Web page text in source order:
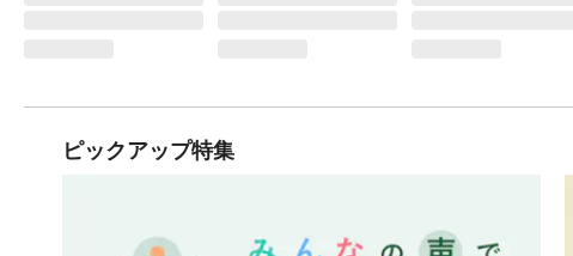
ピックアップ特集